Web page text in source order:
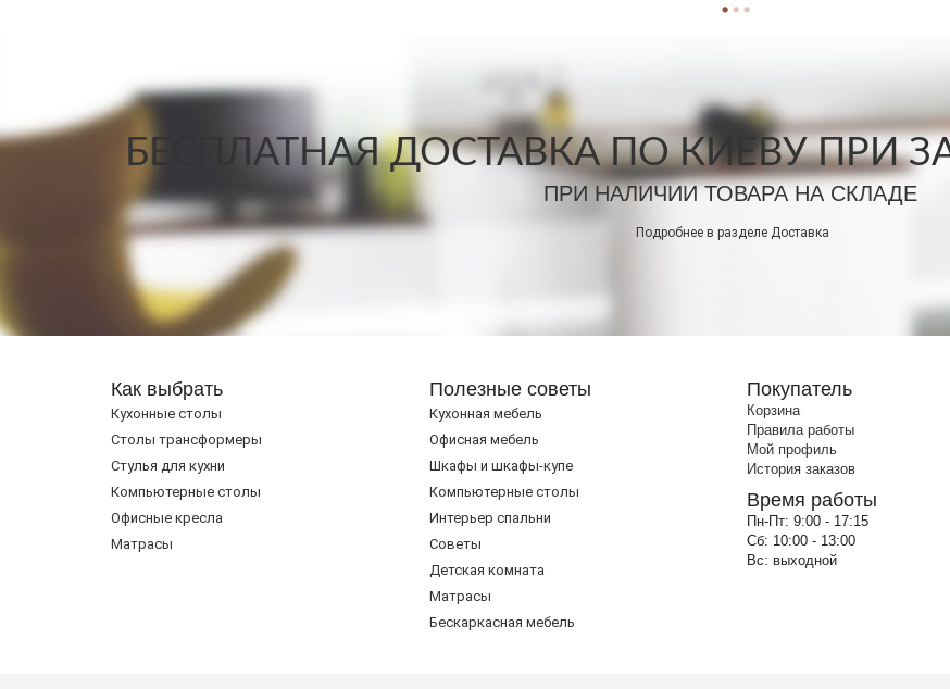
БЕСПЛАТНАЯ ДОСТАВКА ПО КИЕВУ ПРИ
ПРИ НАЛИЧИИ ТОВАРА НА СКЛАДЕ
Подробнее в разделе Доставка
Как выбрать
Кухонные столы
Cтолы трансформеры
Стулья для кухни
Компьютерные столы
Офисные кресла
Матрасы
Полезные советы
Кухонная мебель
Офисная мебель
Шкафы и шкафы-купе
Компьютерные столы
Интерьер спальни
Советы
Детская комната
Матрасы
Бескаркасная мебель
Покупатель
Корзина
Правила работы
Мой профиль
История заказов
Время работы
Пн-Пт: 9:00 - 17:15
Сб: 10:00 - 13:00
Вс: выходной